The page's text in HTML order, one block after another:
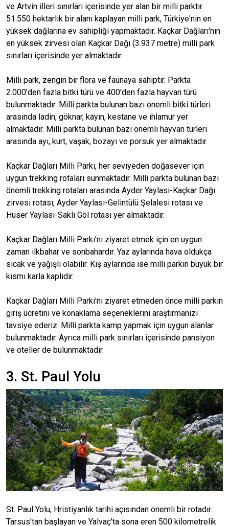
ve Artvin illeri sınırları içerisinde yer alan bir milli parktır.
51.550 hektarlık bir alanı kaplayan milli park, Türkiye'nin en
yüksek dağlarına ev sahipliği yapmaktadır. Kaçkar Dağları'nın
en yüksek zirvesi olan Kaçkar Dağı (3.937 metre) milli park
sınırları içerisinde yer almaktadır.
Milli park, zengin bir flora ve faunaya sahiptir. Parkta
2.000'den fazla bitki türü ve 400'den fazla hayvan türü
bulunmaktadır. Milli parkta bulunan bazı önemli bitki türleri
arasında ladin, göknar, kayın, kestane ve ıhlamur yer
almaktadır. Milli parkta bulunan bazı önemli hayvan türleri
arasında ayı, kurt, vaşak, bozayı ve porsuk yer almaktadır.
Kaçkar Dağları Milli Parkı, her seviyeden doğasever için
uygun trekking rotaları sunmaktadır. Milli parkta bulunan bazı
önemli trekking rotaları arasında Ayder Yaylası-Kaçkar Dağı
zirvesi rotası, Ayder Yaylası-Gelintülü Şelalesi rotası ve
Huser Yaylası-Saklı Göl rotası yer almaktadır.
Kaçkar Dağları Milli Parkı'nı ziyaret etmek için en uygun
zaman ilkbahar ve sonbahardır. Yaz aylarında hava oldukça
sıcak ve yağışlı olabilir. Kış aylarında ise milli parkın büyük bir
kısmı karla kaplıdır.
Kaçkar Dağları Milli Parkı'nı ziyaret etmeden önce milli parkın
giriş ücretini ve konaklama seçeneklerini araştırmanızı
tavsiye ederiz. Milli parkta kamp yapmak için uygun alanlar
bulunmaktadır. Ayrıca milli park sınırları içerisinde pansiyon
ve oteller de bulunmaktadır.
3. St. Paul Yolu
St. Paul Yolu, Hristiyanlık tarihi açısından önemli bir rotadır.
Tarsus'tan başlayan ve Yalvaç'ta sona eren 500 kilometrelik